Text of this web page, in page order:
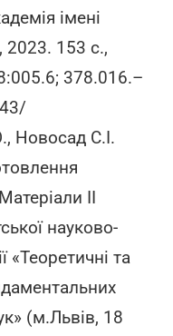
імені
2023. 153 с.,
378.016.–
Новосад С.І.
ІІ
науково-
«Теоретичні та
(м.Львів, 18